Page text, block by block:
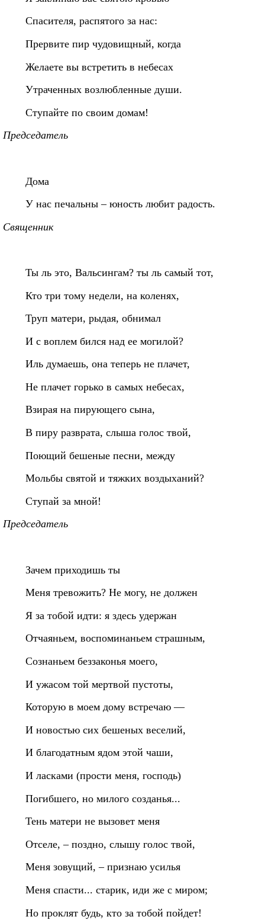
Спасителя, распятого за нас:
Прервите пир чудовищный, когда
Желаете вы встретить в небесах
Утраченных возлюбленные души.
Ступайте по своим домам!
Председатель
Дома
У нас печальны – юность любит радость.
Священник
Ты ль это, Вальсингам? ты ль самый тот,
Кто три тому недели, на коленях,
Труп матери, рыдая, обнимал
И с воплем бился над ее могилой?
Иль думаешь, она теперь не плачет,
Не плачет горько в самых небесах,
Взирая на пирующего сына,
В пиру разврата, слыша голос твой,
Поющий бешеные песни, между
Мольбы святой и тяжких воздыханий?
Ступай за мной!
Председатель
Зачем приходишь ты
Меня тревожить? Не могу, не должен
Я за тобой идти: я здесь удержан
Отчаяньем, воспоминаньем страшным,
Сознаньем беззаконья моего,
И ужасом той мертвой пустоты,
Которую в моем дому встречаю —
И новостью сих бешеных веселий,
И благодатным ядом этой чаши,
И ласками (прости меня, господь)
Погибшего, но милого созданья...
Тень матери не вызовет меня
Отселе, – поздно, слышу голос твой,
Меня зовущий, – признаю усилья
Меня спасти... старик, иди же с миром;
Но проклят будь, кто за тобой пойдет!